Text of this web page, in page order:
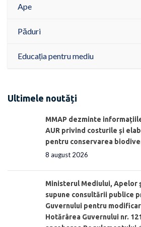
Ape
Păduri
Educația pentru mediu
Ultimele noutăți
MMAP dezminte
AUR privind costurile și
pentru conservarea
8 august 2026
Ministerul Mediului, Apelor
supune consultării publice
Guvernului pentru
Hotărârea Guvernului nr.